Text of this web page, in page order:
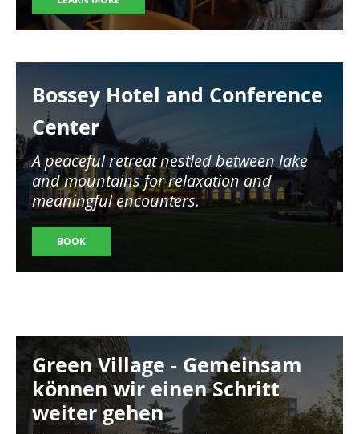
Bossey Hotel and Conference
Center
A peaceful retreat nestled between lake
and mountains for relaxation and
meaningful encounters.
BOOK
Image
Green Village - Gemeinsam
können wir einen Schritt
weiter gehen